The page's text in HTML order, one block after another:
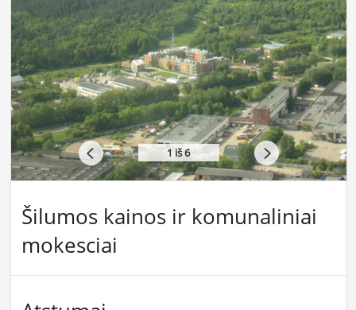
1 iš 6
Šilumos kainos ir komunaliniai
mokesciai